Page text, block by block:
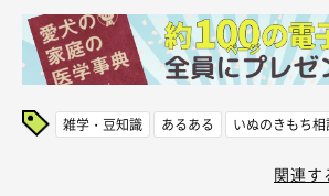
雑学・豆知識 あるある いぬのきもち
関連す